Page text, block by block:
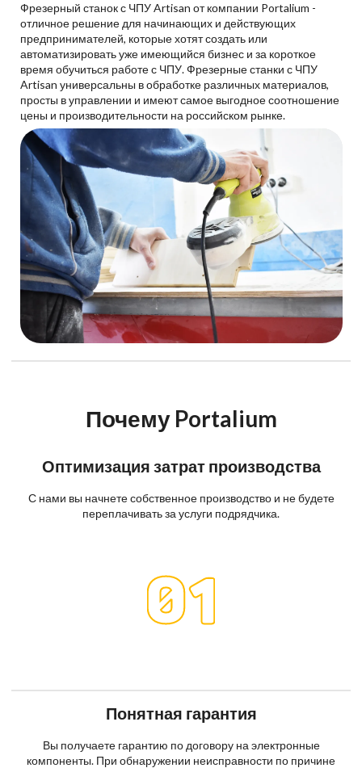
Фрезерный станок с ЧПУ Artisan от компании Portalium -
отличное решение для начинающих и действующих
предпринимателей, которые хотят создать или
автоматизировать уже имеющийся бизнес и за короткое
время обучиться работе с ЧПУ. Фрезерные станки с ЧПУ
Artisan универсальны в обработке различных материалов,
просты в управлении и имеют самое выгодное соотношение
цены и производительности на российском рынке.
Почему Portalium
Оптимизация затрат производства
С нами вы начнете собственное производство и не будете
переплачивать за услуги подрядчика.
Понятная гарантия
Вы получаете гарантию по договору на электронные
компоненты. При обнаружении неисправности по причине